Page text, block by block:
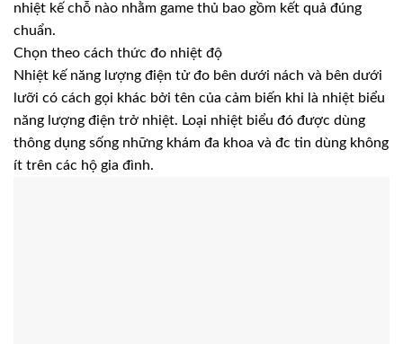
nhiệt kế chỗ nào nhằm game thủ bao gồm kết quả đúng
chuẩn.
Chọn theo cách thức đo nhiệt độ
Nhiệt kế năng lượng điện tử đo bên dưới nách và bên dưới
lưỡi có cách gọi khác bởi tên của cảm biến khi là nhiệt biểu
năng lượng điện trở nhiệt. Loại nhiệt biểu đó được dùng
thông dụng sống những khám đa khoa và đc tin dùng không
ít trên các hộ gia đình.